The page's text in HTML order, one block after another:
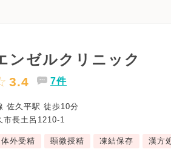
ンゼルクリニック
3.4 7件
佐久平駅 徒歩10分
市長土呂1210-1
体外受精 顕微授精 凍結保存 漢方